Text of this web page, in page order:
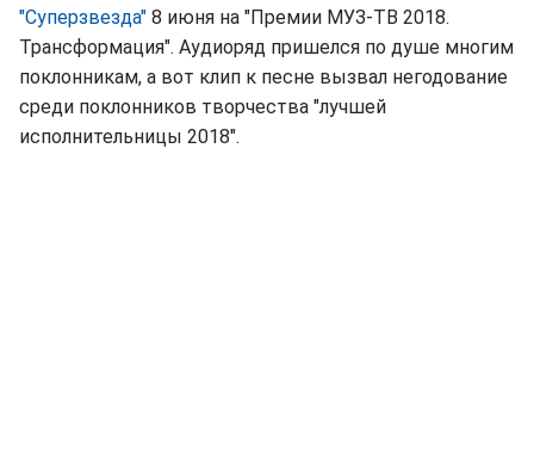
"Суперзвезда" 8 июня на "Премии МУЗ-ТВ 2018.
Трансформация". Аудиоряд пришелся по душе многим
поклонникам, а вот клип к песне вызвал негодование
среди поклонников творчества "лучшей
исполнительницы 2018".